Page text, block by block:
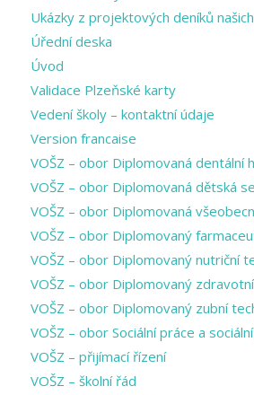
Ukázky z projektových deníků
Úřední deska
Úvod
Validace Plzeňské karty
Vedení školy – kontaktní údaje
Version francaise
VOŠZ – obor Diplomovaná dentální
VOŠZ – obor Diplomovaná dětská
VOŠZ – obor Diplomovaná
VOŠZ – obor Diplomovaný
VOŠZ – obor Diplomovaný nutriční
VOŠZ – obor Diplomovaný
VOŠZ – obor Diplomovaný zubní
VOŠZ – obor Sociální práce a
VOŠZ – přijímací řízení
VOŠZ – školní řád